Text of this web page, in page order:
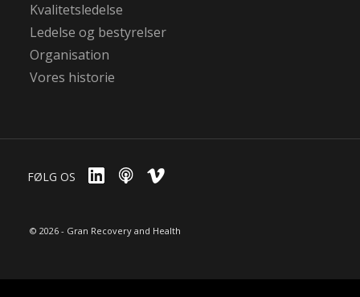
Kvalitetsledelse
Ledelse og bestyrelser
Organisation
Vores historie
FØLG OS
© 2026 - Gran Recovery and Health